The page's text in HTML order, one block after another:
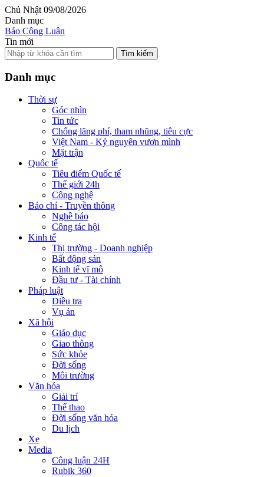
Chủ Nhật 09/08/2026
Danh mục
Báo Công Luận
Tin mới
Tìm kiếm
Danh mục
Thời sự
Góc nhìn
Tin tức
Chống lãng phí, tham nhũng, tiêu cực
Việt Nam - Kỷ nguyên vươn mình
Mặt trận
Quốc tế
Tiêu điểm Quốc tế
Thế giới 24h
Công nghệ
Báo chí - Truyền thông
Nghề báo
Công tác hội
Kinh tế
Thị trường - Doanh nghiệp
Bất động sản
Kinh tế vĩ mô
Đầu tư - Tài chính
Pháp luật
Điều tra
Vụ án
Xã hội
Giáo dục
Giao thông
Sức khỏe
Đời sống
Môi trường
Văn hóa
Giải trí
Thể thao
Đời sống văn hóa
Du lịch
Xe
Media
Công luận 24H
Rubik 360